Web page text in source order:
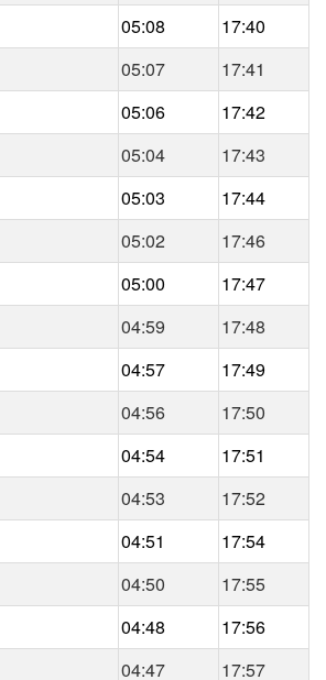
05:08
17:40
05:07
17:41
05:06
17:42
05:04
17:43
05:03
17:44
05:02
17:46
05:00
17:47
04:59
17:48
04:57
17:49
04:56
17:50
04:54
17:51
04:53
17:52
04:51
17:54
04:50
17:55
04:48
17:56
04:47
17:57